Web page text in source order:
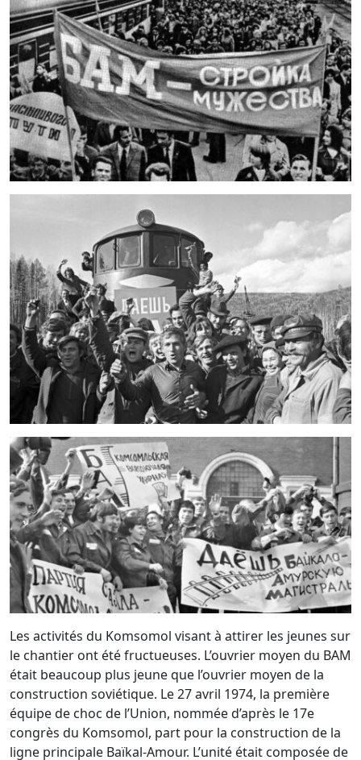
Les activités du Komsomol visant à attirer les jeunes sur
le chantier ont été fructueuses. L’ouvrier moyen du BAM
était beaucoup plus jeune que l’ouvrier moyen de la
construction soviétique. Le 27 avril 1974, la première
équipe de choc de l’Union, nommée d’après le 17e
congrès du Komsomol, part pour la construction de la
ligne principale Baïkal-Amour. L’unité était composée de